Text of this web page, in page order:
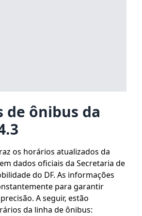
de ônibus da
os horários atualizados da
dados oficiais da Secretaria de
do DF. As informações
para garantir
A seguir, estão
da linha de ônibus: